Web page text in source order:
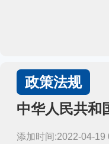
政策法规
中华人民共和
添加时间:2022-04-19